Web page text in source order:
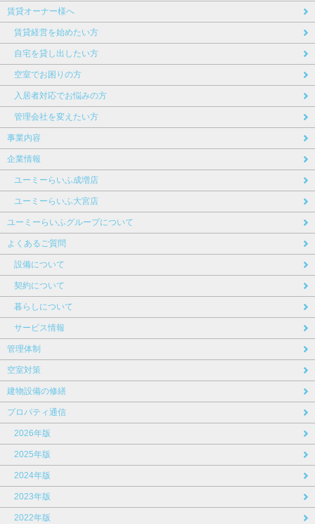
賃貸オーナー様へ
賃貸経営を始めたい方
自宅を貸し出したい方
空室でお困りの方
入居者対応でお悩みの方
管理会社を変えたい方
事業内容
企業情報
ユーミーらいふ成増店
ユーミーらいふ大宮店
ユーミーらいふグループについて
よくあるご質問
設備について
契約について
暮らしについて
サービス情報
管理体制
空室対策
建物設備の修繕
プロパティ通信
2026年版
2025年版
2024年版
2023年版
2022年版